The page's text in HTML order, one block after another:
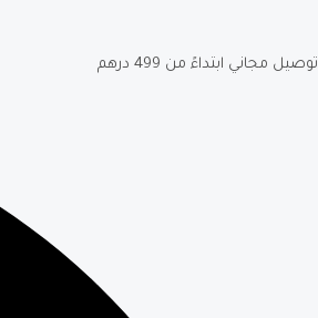
توصيل مجاني ابتداءً من 499 درهم